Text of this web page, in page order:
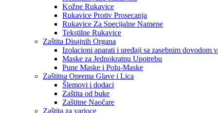
Kožne Rukavice
Rukavice Protiv Prosecanja
Rukavice Za Specijalne Namene
Tekstilne Rukavice
Zaštita Disajnih Organa
Izolacioni aparati i uređaji sa zasebnim dovodom
Maske za Jednokratnu Upotrebu
Pune Maske i Polu-Maske
Zaštitna Oprema Glave i Lica
Šlemovi i dodaci
Zaštita od buke
Zaštitne Naočare
Zaštita za varioce